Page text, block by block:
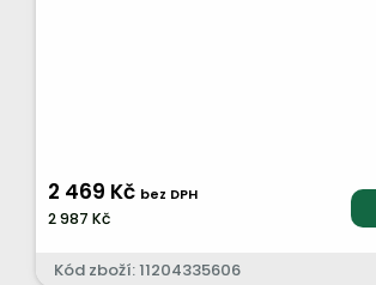
2 469 Kč bez DPH
2 987 Kč
Kód zboží: 11204335606